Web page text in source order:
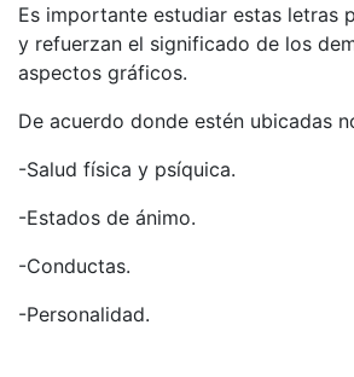
Es importante estudiar estas letras
y refuerzan el significado de los
aspectos gráficos.
De acuerdo donde estén ubicadas
-Salud física y psíquica.
-Estados de ánimo.
-Conductas.
-Personalidad.